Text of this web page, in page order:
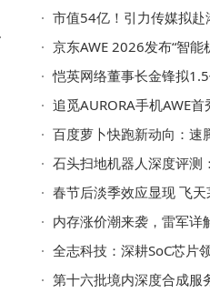
市值54亿！引力传媒拟赴港上市 53岁
京东AWE 2026发布“智能机器人产业加速
恺英网络董事长金锋拟1.5亿元增持股
追觅AURORA手机AWE首秀：双线战略布局
百度萝卜快跑新动向：速腾聚创助力 或
石头扫地机器人深度评测：高效智能清洁，
春节后淡季效应显现 飞天茅
内存涨价潮来袭，雷军详解应对策略
全志科技：深耕SoC芯片领域，以“芯
第十六批境内深度合成服务算法备案信